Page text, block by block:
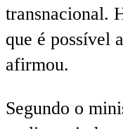
transnacional.
que é possível
afirmou.
Segundo o